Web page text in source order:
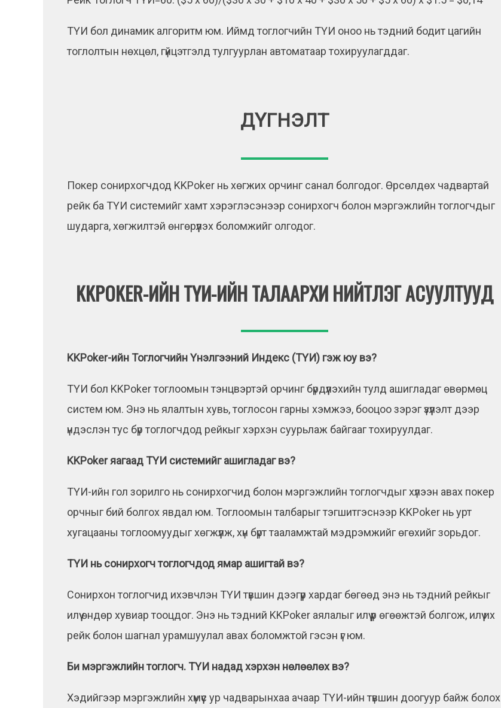
ТҮИ бол динамик алгоритм юм. Иймд тоглогчийн ТҮИ оноо нь тэдний бодит цагийн
тоглолтын нөхцөл, гүйцэтгэлд тулгуурлан автоматаар тохируулагддаг.
ДҮГНЭЛТ
Покер сонирхогчдод KKPoker нь хөгжих орчинг санал болгодог. Өрсөлдөх чадвартай
рейк ба ТҮИ системийг хамт хэрэглэсэнээр сонирхогч болон мэргэжлийн тоглогчдыг
шударга, хөгжилтэй өнгөрүүлэх боломжийг олгодог.
KKPOKER-ИЙН ТҮИ-ИЙН ТАЛААРХИ НИЙТЛЭГ АСУУЛТУУД
KKPoker-ийн Тоглогчийн Үнэлгээний Индекс (ТҮИ) гэж юу вэ?
ТҮИ бол KKPoker тоглоомын тэнцвэртэй орчинг бүрдүүлэхийн тулд ашигладаг өвөрмөц
систем юм. Энэ нь ялалтын хувь, тоглосон гарны хэмжээ, бооцоо зэрэг үзүүлэлт дээр
үндэслэн тус бүр тоглогчдод рейкыг хэрхэн суурьлаж байгааг тохируулдаг.
KKPoker яагаад ТҮИ системийг ашигладаг вэ?
ТҮИ-ийн гол зорилго нь сонирхогчид болон мэргэжлийн тоглогчдыг хүлээн авах покер
орчныг бий болгох явдал юм. Тоглоомын талбарыг тэгшитгэснээр KKPoker нь урт
хугацааны тоглоомуудыг хөгжүүлж, хүн бүрт тааламжтай мэдрэмжийг өгөхийг зорьдог.
ТҮИ нь сонирхогч тоглогчдод ямар ашигтай вэ?
Сонирхон тоглогчид ихэвчлэн ТҮИ түвшин дээгүүр хардаг бөгөөд энэ нь тэдний рейкыг
илүү өндөр хувиар тооцдог. Энэ нь тэдний KKPoker аялалыг илүү үр өгөөжтэй болгож, илүү их
рейк болон шагнал урамшуулал авах боломжтой гэсэн үг юм.
Би мэргэжлийн тоглогч. ТҮИ надад хэрхэн нөлөөлөх вэ?
Хэдийгээр мэргэжлийн хүмүүс ур чадварынхаа ачаар ТҮИ-ийн түвшин доогуур байж болох